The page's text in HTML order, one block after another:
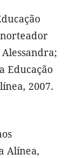
Educação
2007.
Alínea,